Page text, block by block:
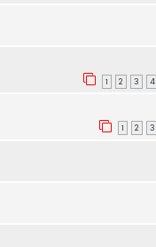
1 2 3 4
1 2 3